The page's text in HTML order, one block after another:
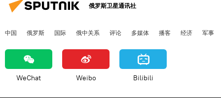
俄罗斯卫星通讯社
中国 俄罗斯 国际 俄中关系 评论 多媒体 播客 经济 军事
WeChat Weibo Bilibili